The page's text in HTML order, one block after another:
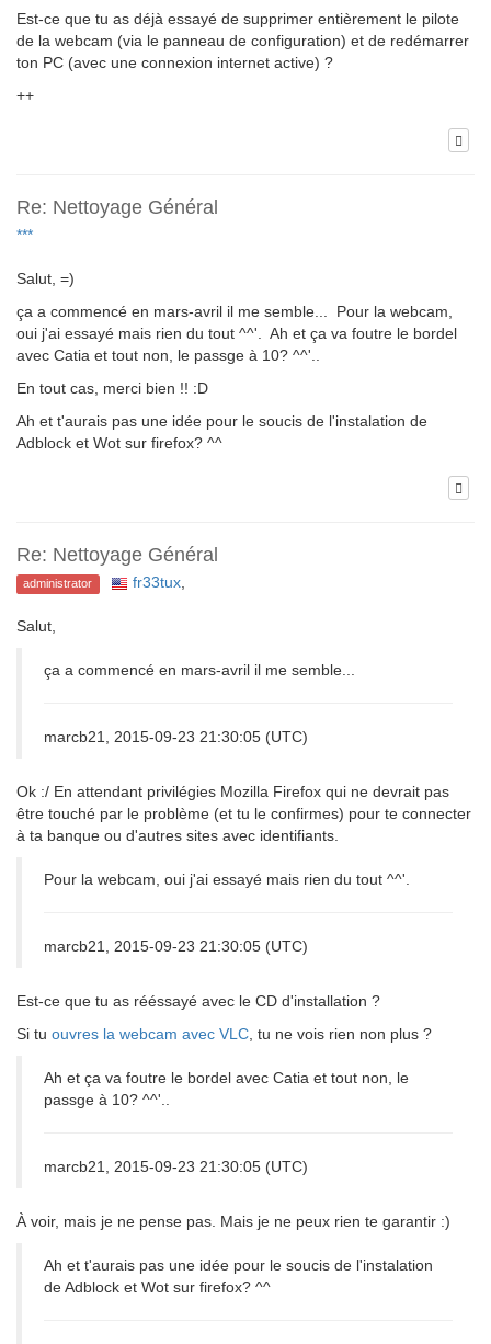
Est-ce que tu as déjà essayé de supprimer entièrement le pilote
de la webcam (via le panneau de configuration) et de redémarrer
ton PC (avec une connexion internet active) ?
++
Re: Nettoyage Général
***
Salut, =)
ça a commencé en mars-avril il me semble... Pour la webcam,
oui j'ai essayé mais rien du tout ^^'. Ah et ça va foutre le bordel
avec Catia et tout non, le passge à 10? ^^'..
En tout cas, merci bien !! :D
Ah et t'aurais pas une idée pour le soucis de l'instalation de
Adblock et Wot sur firefox? ^^
Re: Nettoyage Général
administrator fr33tux,
Salut,
ça a commencé en mars-avril il me semble...
marcb21, 2015-09-23 21:30:05 (UTC)
Ok :/ En attendant privilégies Mozilla Firefox qui ne devrait pas
être touché par le problème (et tu le confirmes) pour te connecter
à ta banque ou d'autres sites avec identifiants.
Pour la webcam, oui j'ai essayé mais rien du tout ^^'.
marcb21, 2015-09-23 21:30:05 (UTC)
Est-ce que tu as rééssayé avec le CD d'installation ?
Si tu ouvres la webcam avec VLC, tu ne vois rien non plus ?
Ah et ça va foutre le bordel avec Catia et tout non, le
passge à 10? ^^'..
marcb21, 2015-09-23 21:30:05 (UTC)
À voir, mais je ne pense pas. Mais je ne peux rien te garantir :)
Ah et t'aurais pas une idée pour le soucis de l'instalation
de Adblock et Wot sur firefox? ^^